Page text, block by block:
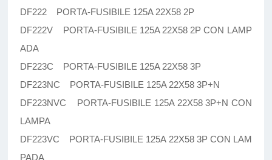
DF222 PORTA-FUSIBILE 125A 22X58 2P
DF222V PORTA-FUSIBILE 125A 22X58 2P CON LAMP
ADA
DF223C PORTA-FUSIBILE 125A 22X58 3P
DF223NC PORTA-FUSIBILE 125A 22X58 3P+N
DF223NVC PORTA-FUSIBILE 125A 22X58 3P+N CON
LAMPA
DF223VC PORTA-FUSIBILE 125A 22X58 3P CON LAM
PADA